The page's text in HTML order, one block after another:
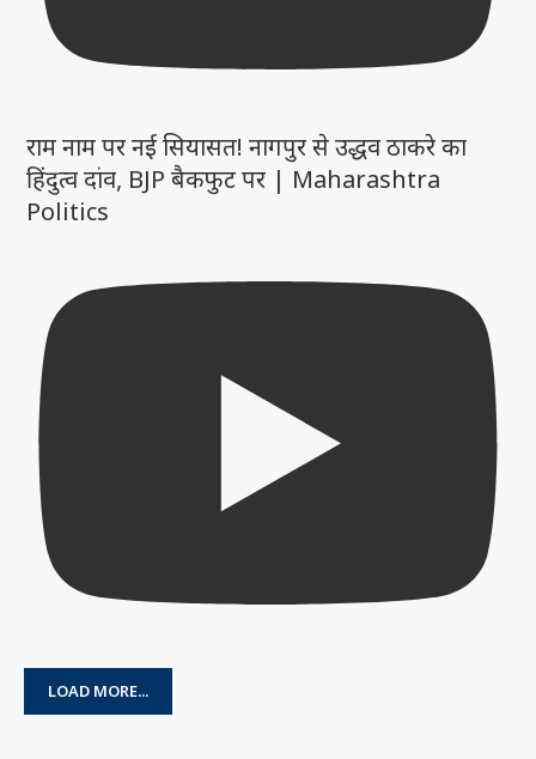
राम नाम पर नई सियासत! नागपुर से उद्धव ठाकरे का
हिंदुत्व दांव, BJP बैकफुट पर | Maharashtra
Politics
LOAD MORE...